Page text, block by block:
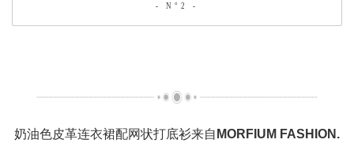
- N°2 -
奶油色皮革连衣裙配网状打底衫来自 MORFIUM FASHION.